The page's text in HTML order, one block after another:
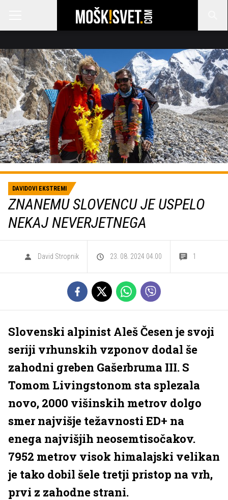
DAVIDOVI EKSTREMI
ZNANEMU SLOVENCU JE USPELO
NEKAJ NEVERJETNEGA
David Stropnik 23. 08. 2024 04.00 1
Slovenski alpinist Aleš Česen je svoji
seriji vrhunskih vzponov dodal še
zahodni greben Gašerbruma III. S
Tomom Livingstonom sta splezala
novo, 2000 višinskih metrov dolgo
smer najvišje težavnosti ED+ na
enega najvišjih neosemtisočakov.
7952 metrov visok himalajski velikan
je tako dobil šele tretji pristop na vrh,
prvi z zahodne strani.